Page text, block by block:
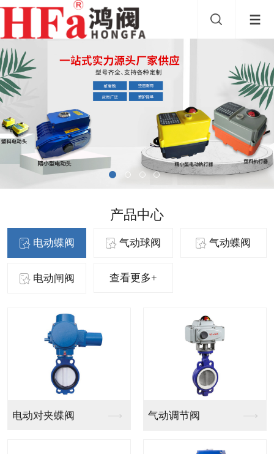
产品中心
电动蝶阀 气动球阀 气动蝶阀
电动闸阀 查看更多+
气动法兰球阀 气动PVC球阀